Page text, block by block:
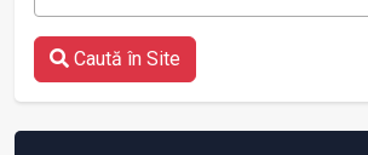
Caută în Site